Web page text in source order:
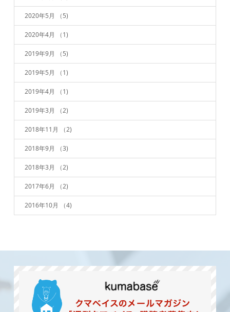
2020年5月 （5)
2020年4月 （1)
2019年9月 （5)
2019年5月 （1)
2019年4月 （1)
2019年3月 （2)
2018年11月 （2)
2018年9月 （3)
2018年3月 （2)
2017年6月 （2)
2016年10月 （4)